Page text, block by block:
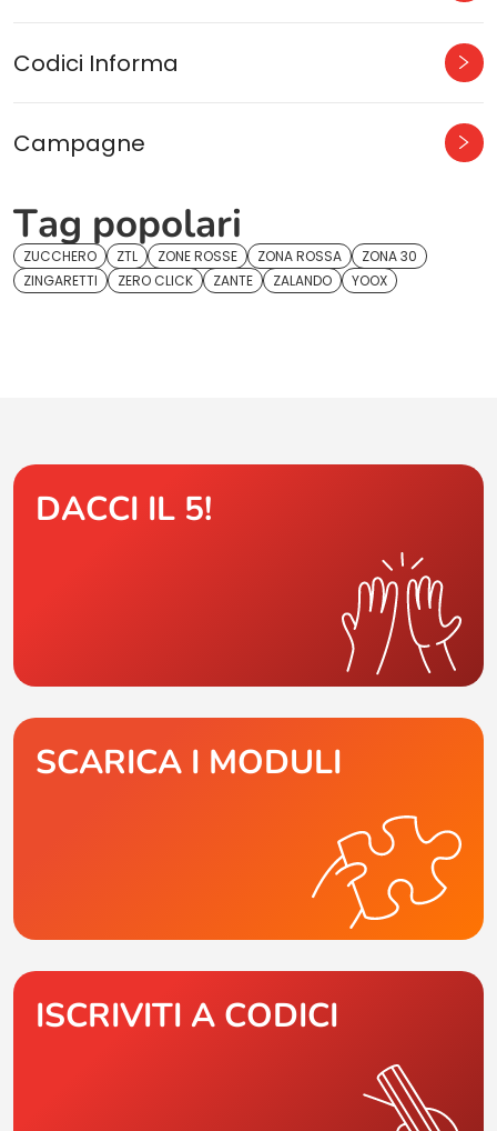
Codici Informa
Campagne
Tag popolari
ZUCCHERO ZTL ZONE ROSSE ZONA ROSSA
ZONA 30
ZINGARETTI
ZERO CLICK ZANTE ZALANDO YOOX
DACCI IL 5!
SCARICA I MODULI
ISCRIVITI A CODICI